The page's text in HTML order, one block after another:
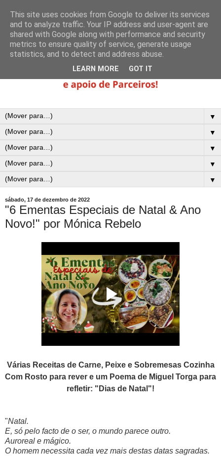
▼
▼
▼
▼
▼
sábado, 17 de dezembro de 2022
"6 Ementas Especiais de Natal & Ano
Novo!" por Mónica Rebelo
Várias Receitas de Carne, Peixe e Sobremesas Cozinha
Com Rosto para rever e um Poema de Miguel Torga para
refletir: "Dias de Natal"!
"Natal.
E, só pelo facto de o ser, o mundo parece outro.
Auroreal e mágico.
O homem necessita cada vez mais destas datas sagradas.
This site uses cookies from Google to deliver its services
and to analyze traffic. Your IP address and user-agent are
shared with Google along with performance and security
metrics to ensure quality of service, generate usage
statistics, and to detect and address abuse.
LEARN MORE GOT IT